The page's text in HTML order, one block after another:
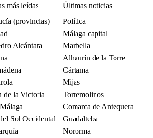
más leídas
Últimas noticias
(provincias)
Política
Málaga capital
Alcántara
Marbella
Alhaurín de la Torre
Cártama
Mijas
de la Victoria
Torremolinos
Comarca de Antequera
Sol Occidental
Guadalteba
Nororma